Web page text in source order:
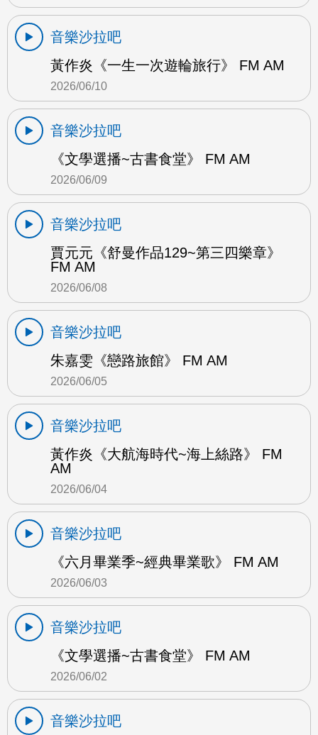
音樂沙拉吧
黃作炎《一生一次遊輪旅行》 FM AM
2026/06/10
音樂沙拉吧
《文學選播~古書食堂》 FM AM
2026/06/09
音樂沙拉吧
賈元元《舒曼作品129~第三四樂章》
FM AM
2026/06/08
音樂沙拉吧
朱嘉雯《戀路旅館》 FM AM
2026/06/05
音樂沙拉吧
黃作炎《大航海時代~海上絲路》 FM
AM
2026/06/04
音樂沙拉吧
《六月畢業季~經典畢業歌》 FM AM
2026/06/03
音樂沙拉吧
《文學選播~古書食堂》 FM AM
2026/06/02
音樂沙拉吧